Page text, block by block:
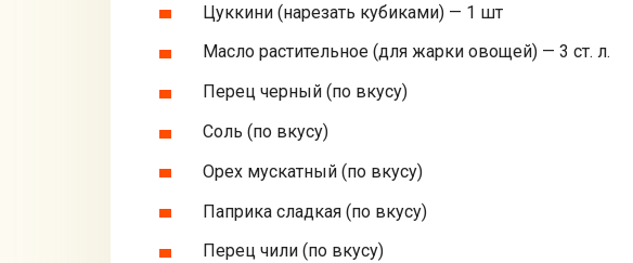
Цуккини (нарезать кубиками) — 1 шт
Масло растительное (для жарки овощей) — 3 ст. л.
Перец черный (по вкусу)
Соль (по вкусу)
Орех мускатный (по вкусу)
Паприка сладкая (по вкусу)
Перец чили (по вкусу)